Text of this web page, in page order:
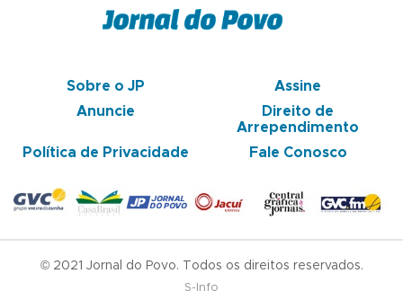
Sobre o JP
Assine
Anuncie
Direito de
Arrependimento
Política de Privacidade
Fale Conosco
© 2021 Jornal do Povo. Todos os direitos reservados.
S-Info